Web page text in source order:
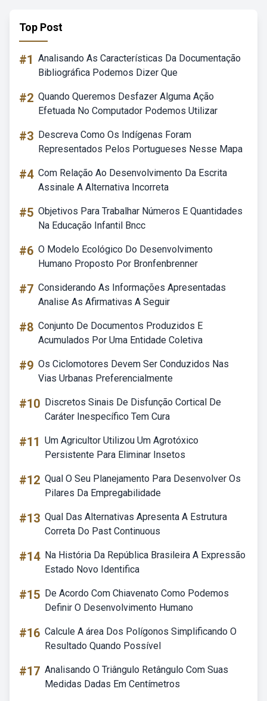
Top Post
#1 Analisando As Características Da Documentação
Bibliográfica Podemos Dizer Que
#2 Quando Queremos Desfazer Alguma Ação
Efetuada No Computador Podemos Utilizar
#3 Descreva Como Os Indígenas Foram
Representados Pelos Portugueses Nesse Mapa
#4 Com Relação Ao Desenvolvimento Da Escrita
Assinale A Alternativa Incorreta
#5 Objetivos Para Trabalhar Números E Quantidades
Na Educação Infantil Bncc
#6 O Modelo Ecológico Do Desenvolvimento
Humano Proposto Por Bronfenbrenner
#7 Considerando As Informações Apresentadas
Analise As Afirmativas A Seguir
#8 Conjunto De Documentos Produzidos E
Acumulados Por Uma Entidade Coletiva
#9 Os Ciclomotores Devem Ser Conduzidos Nas
Vias Urbanas Preferencialmente
#10 Discretos Sinais De Disfunção Cortical De
Caráter Inespecífico Tem Cura
#11 Um Agricultor Utilizou Um Agrotóxico
Persistente Para Eliminar Insetos
#12 Qual O Seu Planejamento Para Desenvolver Os
Pilares Da Empregabilidade
#13 Qual Das Alternativas Apresenta A Estrutura
Correta Do Past Continuous
#14 Na História Da República Brasileira A Expressão
Estado Novo Identifica
#15 De Acordo Com Chiavenato Como Podemos
Definir O Desenvolvimento Humano
#16 Calcule A área Dos Polígonos Simplificando O
Resultado Quando Possível
#17 Analisando O Triângulo Retângulo Com Suas
Medidas Dadas Em Centímetros